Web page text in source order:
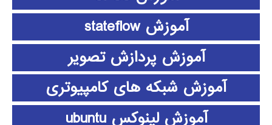
آموزش stateflow
آموزش پردازش تصویر
آموزش شبکه های کامپیوتری
آموزش لینوکس ubuntu